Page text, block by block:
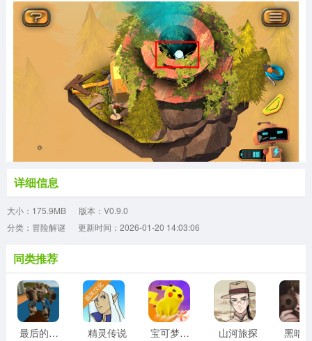
详细信息
大小：175.9MB
版本：V0.9.0
分类：冒险解谜
更新时间：2026-01-20 14:03:06
同类推荐
最后的子弹 精灵传说 宝可梦大集结 山河旅探 黑暗